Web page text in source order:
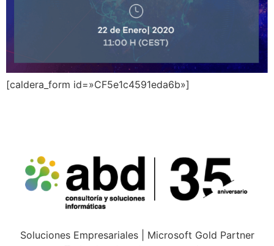
[caldera_form id=»CF5e1c4591eda6b»]
Soluciones Empresariales | Microsoft Gold Partner